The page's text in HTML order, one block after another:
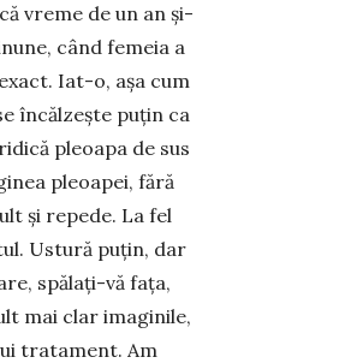
vreme de un an și-
când femeia a
Iat-o, așa cum
încăl­zește puțin ca
pleoapa de sus
pleoa­pei, fără
și re­pede. La fel
Us­tură pu­țin, dar
spăla­ți-vă fața,
mai clar imaginile,
tratament. Am